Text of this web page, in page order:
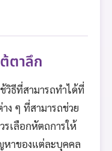
ตาลึก
วิธีที่สามารถทำได้ที่
ง ๆ ที่สามารถช่วย
เลือกหัตถการให้
หาของแต่ละบุคคล